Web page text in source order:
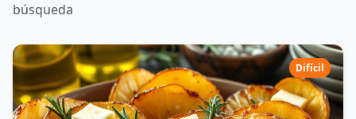
búsqueda
Difícil